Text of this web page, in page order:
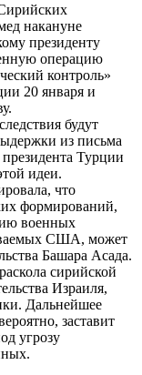
накануне
президенту
операцию
контроль»
20 января и
будут
из письма
Турции
идеи.
что
формирований,
военных
США, может
Башара Асада.
сирийской
Израиля,
Дальнейшее
заставит
угрозу